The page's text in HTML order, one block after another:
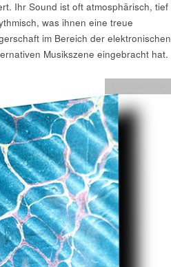
Ihr Sound ist oft atmosphärisch, tief
was ihnen eine treue
im Bereich der elektronischen
Musikszene eingebracht hat.